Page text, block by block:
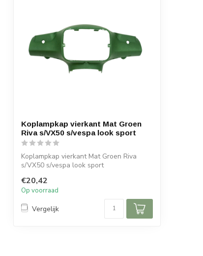
Koplampkap vierkant Mat Groen
Riva s/VX50 s/vespa look sport
Koplampkap vierkant Mat Groen Riva
s/VX50 s/vespa look sport
€20,42
Op voorraad
Vergelijk